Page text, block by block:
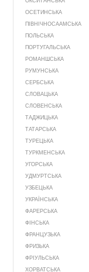
ОСЕТИНСЬКА
ПІВНІЧНОСААМСЬКА
ПОЛЬСЬКА
ПОРТУГАЛЬСЬКА
РОМАНШСЬКА
РУМУНСЬКА
СЕРБСЬКА
СЛОВАЦЬКА
СЛОВЕНСЬКА
ТАДЖИЦЬКА
ТАТАРСЬКА
ТУРЕЦЬКА
ТУРКМЕНСЬКА
УГОРСЬКА
УДМУРТСЬКА
УЗБЕЦЬКА
УКРАЇНСЬКА
ФАРЕРСЬКА
ФІНСЬКА
ФРАНЦУЗЬКА
ФРИЗЬКА
ФРІУЛЬСЬКА
ХОРВАТСЬКА